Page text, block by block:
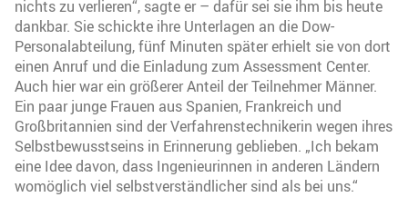
nichts zu verlieren“, sagte er – dafür sei sie ihm bis heute
dankbar. Sie schickte ihre Unterlagen an die Dow-
Personalabteilung, fünf Minuten später erhielt sie von dort
einen Anruf und die Einladung zum Assessment Center.
Auch hier war ein größerer Anteil der Teilnehmer Männer.
Ein paar junge Frauen aus Spanien, Frankreich und
Großbritannien sind der Verfahrenstechnikerin wegen ihres
Selbstbewusstseins in Erinnerung geblieben. „Ich bekam
eine Idee davon, dass Ingenieurinnen in anderen Ländern
womöglich viel selbstverständlicher sind als bei uns.“